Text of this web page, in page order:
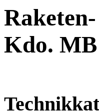
Kdo.